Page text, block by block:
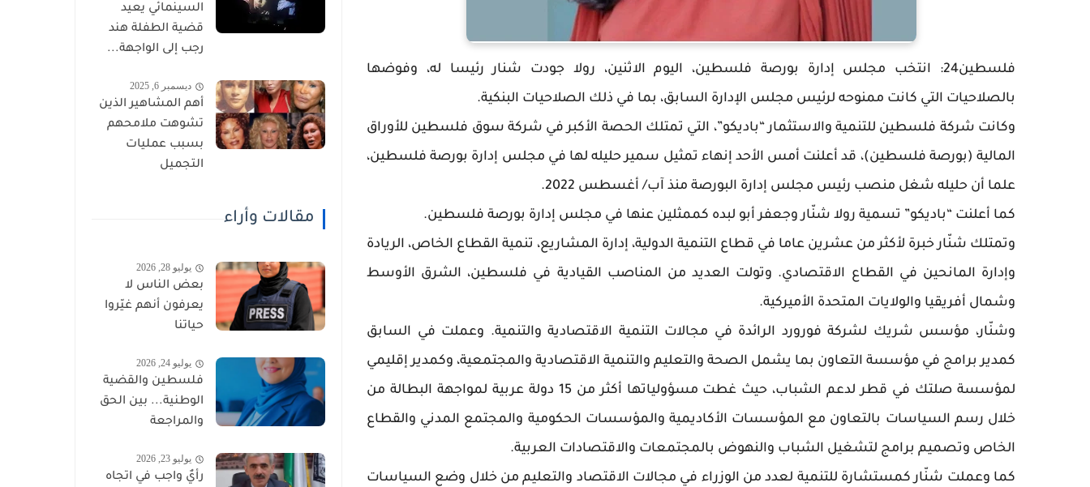
فلسطين24: انتخب مجلس إدارة بورصة فلسطين، اليوم الاثنين، رولا جودت شنار رئيسا له، وفوضها
بالصلاحيات التي كانت ممنوحه لرئيس مجلس الإدارة السابق، بما في ذلك الصلاحيات البنكية.
وكانت شركة فلسطين للتنمية والاستثمار “باديكو”، التي تمتلك الحصة الأكبر في شركة سوق فلسطين للأوراق
المالية (بورصة فلسطين)، قد أعلنت أمس الأحد إنهاء تمثيل سمير حليله لها في مجلس إدارة بورصة فلسطين،
علما أن حليله شغل منصب رئيس مجلس إدارة البورصة منذ آب/ أغسطس 2022.
كما أعلنت “باديكو” تسمية رولا شنّار وجعفر أبو لبده كممثلين عنها في مجلس إدارة بورصة فلسطين.
وتمتلك شنّار خبرة لأكثر من عشرين عاما في قطاع التنمية الدولية، إدارة المشاريع، تنمية القطاع الخاص، الريادة
وإدارة المانحين في القطاع الاقتصادي. وتولت العديد من المناصب القيادية في فلسطين، الشرق الأوسط
وشمال أفريقيا والولايات المتحدة الأميركية.
وشنّار، مؤسس شريك لشركة فورورد الرائدة في مجالات التنمية الاقتصادية والتنمية. وعملت في السابق
كمدير برامج في مؤسسة التعاون بما يشمل الصحة والتعليم والتنمية الاقتصادية والمجتمعية، وكمدير إقليمي
لمؤسسة صلتك في قطر لدعم الشباب، حيث غطت مسؤولياتها أكثر من 15 دولة عربية لمواجهة البطالة من
خلال رسم السياسات بالتعاون مع المؤسسات الأكاديمية والمؤسسات الحكومية والمجتمع المدني والقطاع
الخاص وتصميم برامج لتشغيل الشباب والنهوض بالمجتمعات والاقتصادات العربية.
كما وعملت شنّار كمستشارة للتنمية لعدد من الوزراء في مجالات الاقتصاد والتعليم من خلال وضع السياسات
السينمائي يعيد
قضية الطفلة هند
رجب إلى الواجهة...
ديسمبر 6, 2025
أهم المشاهير الذين
تشوهت ملامحهم
بسبب عمليات
التجميل
مقالات وأراء
يوليو 28, 2026
بعض الناس لا
يعرفون أنهم غيّروا
حياتنا
يوليو 24, 2026
فلسطين والقضية
الوطنية... بين الحق
والمراجعة
يوليو 23, 2026
رأيٌ واجب في اتجاه